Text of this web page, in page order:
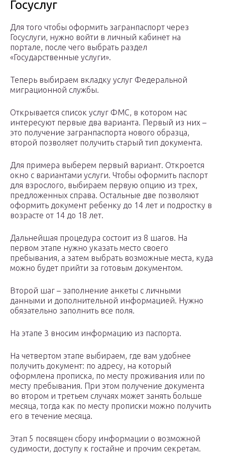
Госуслуг
Для того чтобы оформить загранпаспорт через
Госуслуги, нужно войти в личный кабинет на
портале, после чего выбрать раздел
«Государственные услуги».
Теперь выбираем вкладку услуг Федеральной
миграционной службы.
Открывается список услуг ФМС, в котором нас
интересуют первые два варианта. Первый из них –
это получение загранпаспорта нового образца,
второй позволяет получить старый тип документа.
Для примера выберем первый вариант. Откроется
окно с вариантами услуги. Чтобы оформить паспорт
для взрослого, выбираем первую опцию из трех,
предложенных справа. Остальные две позволяют
оформить документ ребенку до 14 лет и подростку в
возрасте от 14 до 18 лет.
Дальнейшая процедура состоит из 8 шагов. На
первом этапе нужно указать место своего
пребывания, а затем выбрать возможные места, куда
можно будет прийти за готовым документом.
Второй шаг – заполнение анкеты с личными
данными и дополнительной информацией. Нужно
обязательно заполнить все поля.
На этапе 3 вносим информацию из паспорта.
На четвертом этапе выбираем, где вам удобнее
получить документ: по адресу, на который
оформлена прописка, по месту проживания или по
месту пребывания. При этом получение документа
во втором и третьем случаях может занять больше
месяца, тогда как по месту прописки можно получить
его в течение месяца.
Этап 5 посвящен сбору информации о возможной
судимости, доступу к гостайне и прочим секретам.